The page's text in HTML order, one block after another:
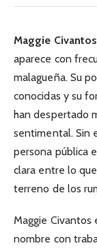
Maggie
aparece con
malagueña. Su
conocidas y su
han despertado
sentimental. Sin
persona pública
clara entre lo
terreno de los
Maggie Civantos
nombre con